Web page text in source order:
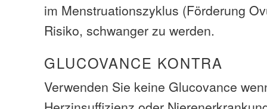
im Menstruationszyklus (Förderung
Risiko, schwanger zu werden.
GLUCOVANCE KONTRA
Verwenden Sie keine Glucovance